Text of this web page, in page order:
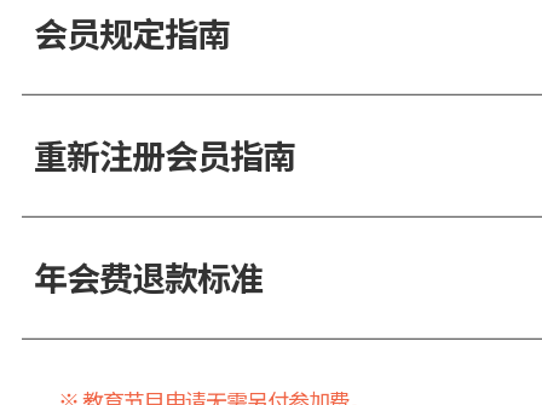
会员规定指南
重新注册会员指南
年会费退款标准